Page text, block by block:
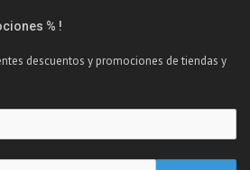
% !
descuentos y promociones de tiendas y